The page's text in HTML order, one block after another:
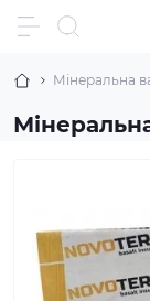
Мінеральна